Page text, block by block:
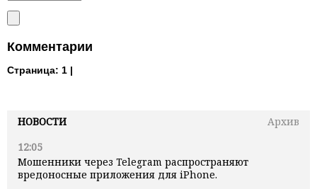
НОВОСТИ
Архив
12:05
Мошенники через Telegram распространяют
вредоносные приложения для iPhone.
Комментарии
Страница: 1 |